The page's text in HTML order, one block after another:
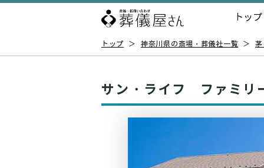
トップ
トップ ＞ 神奈川県の斎場・葬儀社一覧 ＞
サン・ライフ ファミリ